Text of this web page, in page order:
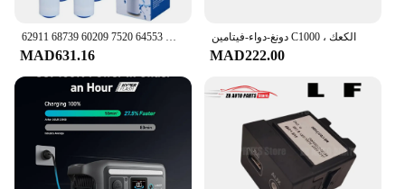
استبدال فلاتر ماكينة القهوة لجورا كليريل الأبيض 64553 7520 60209 68739 62911 S7 S9 S7 C1000 C3000 E9 E5 E50 E55 E60 E65
MAD631.16
دونغ-دواء-فيتامين C1000 ، الكعك
MAD222.00